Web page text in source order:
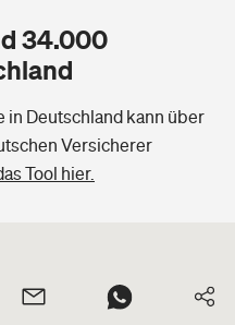
34.000
in Deutschland kann über
Versicherer
Tool hier.